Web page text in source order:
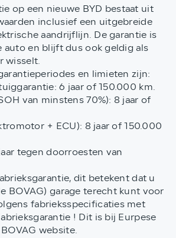
op een nieuwe BYD bestaat uit
inclusief een uitgebreide
aandrijflijn. De garantie is
auto en blijft dus ook geldig als
wisselt.
en limieten zijn:
6 jaar of 150.000 km.
van minstens 70%): 8 jaar of
+ ECU): 8 jaar of 150.000
tegen doorroesten van
dit betekent dat u
BOVAG) garage terecht kunt voor
fabrieksspecificaties met
! Dit is bij Eurpese
website.